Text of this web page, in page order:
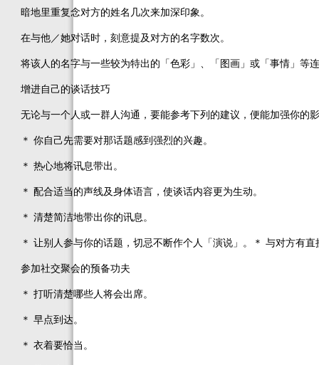
暗地里重复念对方的姓名几次来加深印象。
在与他／她对话时，刻意提及对方的名字数次。
将该人的名字与一些较为特出的「色彩」、「图画」或「事情」等
增进自己的谈话技巧
无论与一个人或一群人沟通，要能参考下列的建议，便能加强你的
＊ 你自己先需要对那话题感到强烈的兴趣。
＊ 热心地将讯息带出。
＊ 配合适当的声线及身体语言，使谈话内容更为生动。
＊ 清楚简洁地带出你的讯息。
＊ 让别人参与你的话题，切忌不断作个人「演说」。＊ 与对方有直
参加社交聚会的预备功夫
＊ 打听清楚哪些人将会出席。
＊ 早点到达。
＊ 衣着要恰当。